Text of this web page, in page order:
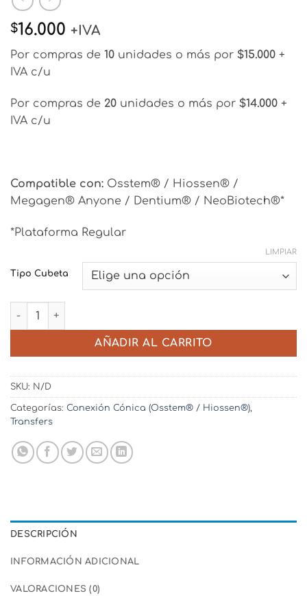
$16.000 +IVA
Por compras de 10 unidades o más por $15.000 +
IVA c/u
Por compras de 20 unidades o más por $14.000 +
IVA c/u
Compatible con: Osstem® / Hiossen® /
Megagen® Anyone / Dentium® / NeoBiotech®*
*Plataforma Regular
Tipo Cubeta
LIMPIAR
Transfer - Plataforma Mini (NP) - Conexión Cónica
AÑADIR AL CARRITO
SKU: N/D
Categorías: Conexión Cónica (Osstem® / Hiossen®),
Transfers
DESCRIPCIÓN
INFORMACIÓN ADICIONAL
VALORACIONES (0)